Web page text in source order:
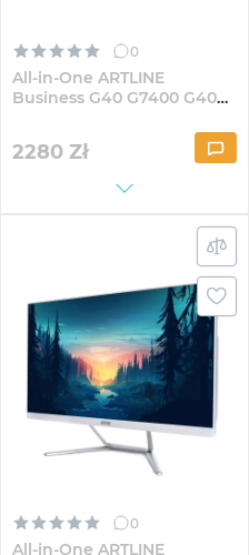
0
All-in-One ARTLINE
Business G40 G7400 G40
2280 Zł
0
All-in-One ARTLINE